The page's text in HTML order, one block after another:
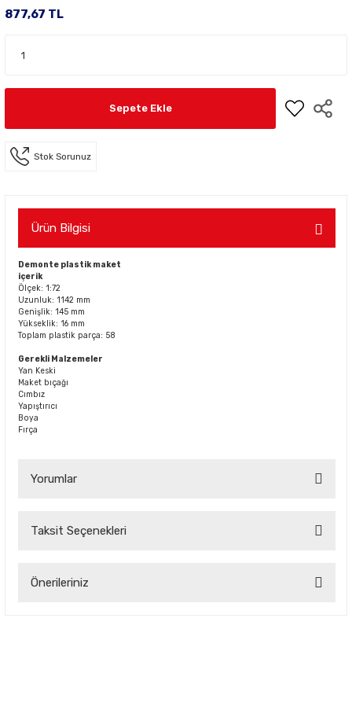
877,67 TL
Sepete Ekle
Stok Sorunuz
Ürün Bilgisi
Demonte plastik maket
içerik
Ölçek: 1:72
Uzunluk: 1142 mm
Genişlik: 145 mm
Yükseklik: 16 mm
Toplam plastik parça: 58
Gerekli Malzemeler
Yan Keski
Maket bıçağı
Cımbız
Yapıştırıcı
Boya
Fırça
Yorumlar
Taksit Seçenekleri
Önerileriniz